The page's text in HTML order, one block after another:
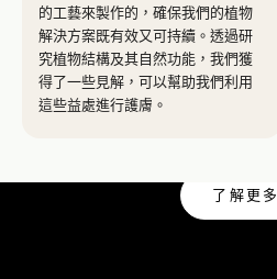
的工藝來製作的，確保我們的植物
解決方案既有效又可持續。透過研
究植物結構及其自然功能，我們獲
得了一些見解，可以幫助我們利用
這些益處進行護膚。
了解更多